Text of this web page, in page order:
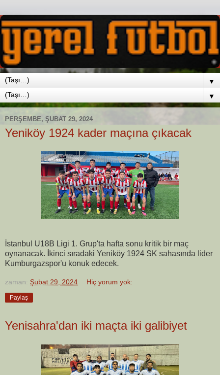
▼
▼
PERŞEMBE, ŞUBAT 29, 2024
Yeniköy 1924 kader maçına çıkacak
İstanbul U18B Ligi 1. Grup'ta hafta sonu kritik bir maç
oynanacak. İkinci sıradaki Yeniköy 1924 SK sahasında lider
Kumburgazspor'u konuk edecek.
zaman: Şubat 29, 2024 Hiç yorum yok:
Paylaş
Yenisahra'dan iki maçta iki galibiyet